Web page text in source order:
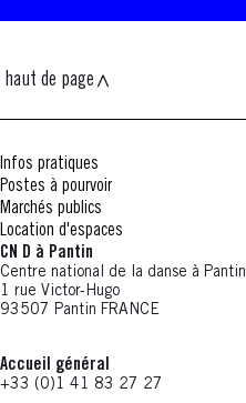
haut de page
Infos pratiques
Postes à pourvoir
Marchés publics
Location d'espaces
CN D à Pantin
Centre national de la danse à Pantin
1 rue Victor-Hugo
93507 Pantin FRANCE
Accueil général
+33 (0)1 41 83 27 27